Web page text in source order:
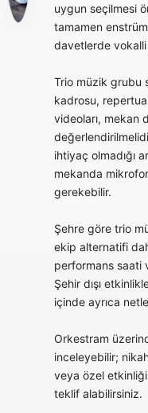
uygun seçilmesi
tamamen
davetlerde
Trio müzik grubu
kadrosu,
videoları, mekan
ihtiyaç olmadığı
mekanda
gerekebilir.
Şehre göre trio
ekip alternatifi
performans saati
Şehir dışı
içinde ayrıca
Orkestram
inceleyebilir;
veya özel
teklif alabilirsiniz.